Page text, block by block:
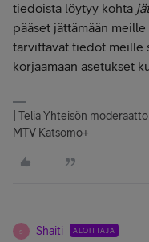
tiedoista löytyy kohta
pääset jättämään
tarvittavat tiedot meille
korjaamaan asetukset
| Telia Yhteisön
MTV Katsomo+
S Shaiti ALOITTAJA